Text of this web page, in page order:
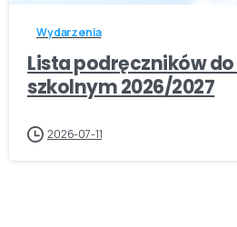
Wydarzenia
Lista podręczników
szkolnym 2026/2027
2026-07-11